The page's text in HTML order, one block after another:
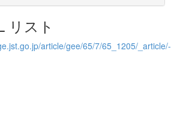
リスト
article/gee/65/7/65_1205/_article/-